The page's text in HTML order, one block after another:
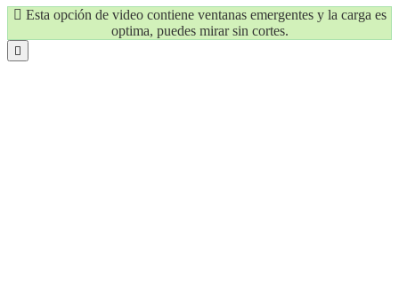
Esta opción de video contiene ventanas emergentes y la carga es
optima, puedes mirar sin cortes.